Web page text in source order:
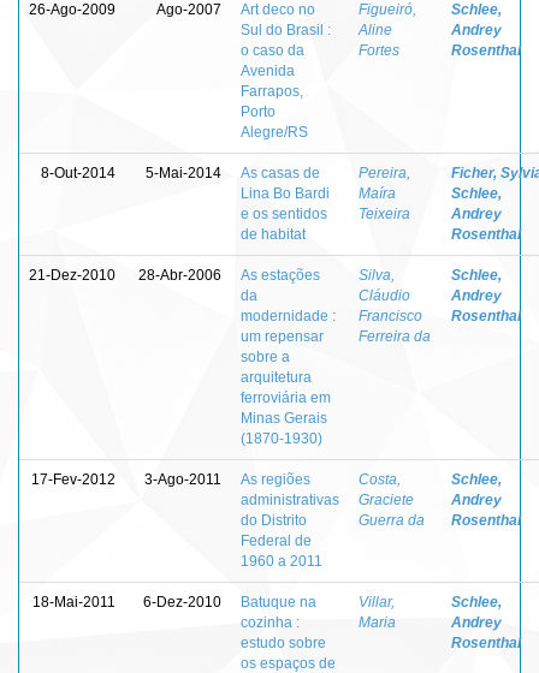
26-Ago-2009 Ago-2007
Art deco no
Sul do Brasil :
o caso da
Avenida
Farrapos,
Porto
Alegre/RS
Figueiró,
Aline
Fortes
Schlee,
Andrey
Rosenthal
8-Out-2014 5-Mai-2014
As casas de
Lina Bo Bardi
e os sentidos
de habitat
Pereira,
Maíra
Teixeira
Ficher,
Schlee,
Andrey
Rosenthal
21-Dez-2010 28-Abr-2006
As estações
da
modernidade :
um repensar
sobre a
arquitetura
ferroviária em
Minas Gerais
(1870-1930)
Silva,
Cláudio
Francisco
Ferreira da
Schlee,
Andrey
Rosenthal
17-Fev-2012 3-Ago-2011
As regiões
administrativas
do Distrito
Federal de
1960 a 2011
Costa,
Graciete
Guerra da
Schlee,
Andrey
Rosenthal
18-Mai-2011 6-Dez-2010
Batuque na
cozinha :
estudo sobre
os espaços de
Villar,
Maria
Schlee,
Andrey
Rosenthal